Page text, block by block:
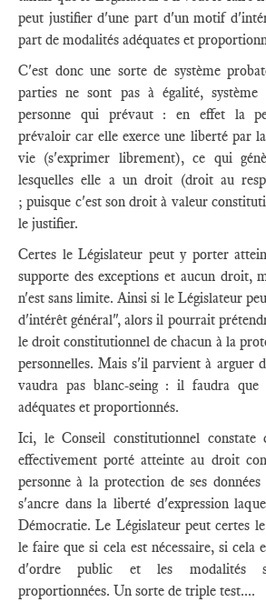
peut justifier d'une part d'un motif
part de modalités adéquates et
C'est donc une sorte de système
parties ne sont pas à égalité,
personne qui prévaut : en effet la
prévaloir car elle exerce une liberté par
vie (s'exprimer librement), ce qui
lesquelles elle a un droit (droit au
; puisque c'est son droit à valeur
le justifier.
Certes le Législateur peut y porter
supporte des exceptions et aucun droit,
n'est sans limite. Ainsi si le Législateur
d'intérêt général", alors il pourrait
le droit constitutionnel de chacun à la
personnelles. Mais s'il parvient à arguer
vaudra pas blanc-seing : il faudra que
adéquates et proportionnés.
Ici, le Conseil constitutionnel constate
effectivement porté atteinte au droit
personne à la protection de ses
s'ancre dans la liberté d'expression
Démocratie. Le Législateur peut certes
le faire que si cela est nécessaire, si
d'ordre public et les modalités
proportionnées. Un sorte de triple test....